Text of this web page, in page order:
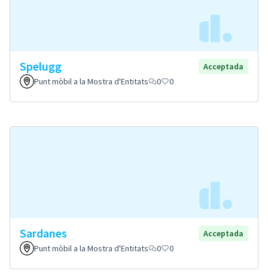
Spelugg
Acceptada
Punt mòbil a la Mostra d'Entitats
0 0
Sardanes
Acceptada
Punt mòbil a la Mostra d'Entitats
0 0